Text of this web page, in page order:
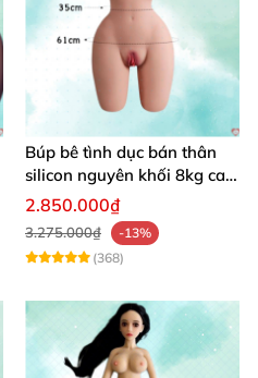
Búp bê tình dục bán thân
silicon nguyên khối 8kg cao
cấp mô phỏng người thật
2.850.000₫
3.275.000₫
-13%
(368)